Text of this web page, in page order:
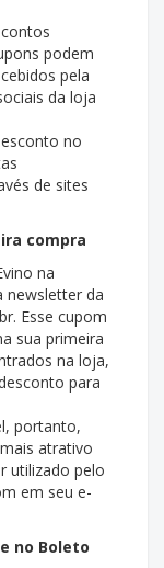
podem
pela
da loja
no
de sites
compra
na
newsletter da
Esse cupom
sua primeira
na loja,
para
portanto,
atrativo
utilizado pelo
em seu e-
no Boleto